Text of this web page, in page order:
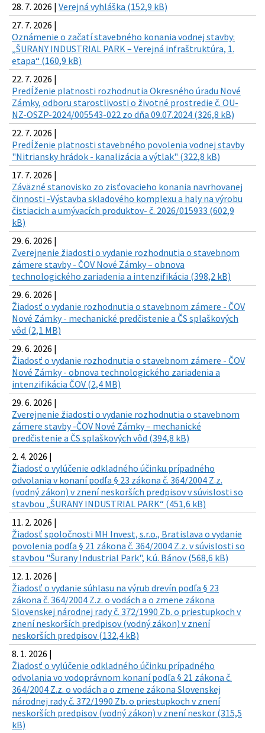
28. 7. 2026 | Verejná vyhláška (152,9 kB)
27. 7. 2026 |
Oznámenie o začatí stavebného konania vodnej stavby:
„ŠURANY INDUSTRIAL PARK – Verejná infraštruktúra, 1.
etapa“ (160,9 kB)
22. 7. 2026 |
Predĺženie platnosti rozhodnutia Okresného úradu Nové
Zámky, odboru starostlivosti o životné prostredie č. OU-
NZ-OSZP-2024/005543-022 zo dňa 09.07.2024 (326,8 kB)
22. 7. 2026 |
Predĺženie platnosti stavebného povolenia vodnej stavby
"Nitriansky hrádok - kanalizácia a výtlak" (322,8 kB)
17. 7. 2026 |
Záväzné stanovisko zo zisťovacieho konania navrhovanej
činnosti -Výstavba skladového komplexu a haly na výrobu
čistiacich a umývacích produktov- č. 2026/015933 (602,9
kB)
29. 6. 2026 |
Zverejnenie žiadosti o vydanie rozhodnutia o stavebnom
zámere stavby - ČOV Nové Zámky – obnova
technologického zariadenia a intenzifikácia (398,2 kB)
29. 6. 2026 |
Žiadosť o vydanie rozhodnutia o stavebnom zámere - ČOV
Nové Zámky - mechanické predčistenie a ČS splaškových
vôd (2,1 MB)
29. 6. 2026 |
Žiadosť o vydanie rozhodnutia o stavebnom zámere - ČOV
Nové Zámky - obnova technologického zariadenia a
intenzifikácia ČOV (2,4 MB)
29. 6. 2026 |
Zverejnenie žiadosti o vydanie rozhodnutia o stavebnom
zámere stavby -ČOV Nové Zámky – mechanické
predčistenie a ČS splaškových vôd (394,8 kB)
2. 4. 2026 |
Žiadosť o vylúčenie odkladného účinku prípadného
odvolania v konaní podľa § 23 zákona č. 364/2004 Z.z.
(vodný zákon) v znení neskorších predpisov v súvislosti so
stavbou „ŠURANY INDUSTRIAL PARK“ (451,6 kB)
11. 2. 2026 |
Žiadosť spoločnosti MH Invest, s.r.o., Bratislava o vydanie
povolenia podľa § 21 zákona č. 364/2004 Z.z. v súvislosti so
stavbou "Šurany Industrial Park", k.ú. Bánov (568,6 kB)
12. 1. 2026 |
Žiadosť o vydanie súhlasu na výrub drevín podľa § 23
zákona č. 364/2004 Z.z. o vodách a o zmene zákona
Slovenskej národnej rady č. 372/1990 Zb. o priestupkoch v
znení neskorších predpisov (vodný zákon) v znení
neskorších predpisov (132,4 kB)
8. 1. 2026 |
Žiadosť o vylúčenie odkladného účinku prípadného
odvolania vo vodoprávnom konaní podľa § 21 zákona č.
364/2004 Z.z. o vodách a o zmene zákona Slovenskej
národnej rady č. 372/1990 Zb. o priestupkoch v znení
neskorších predpisov (vodný zákon) v znení neskor (315,5
kB)